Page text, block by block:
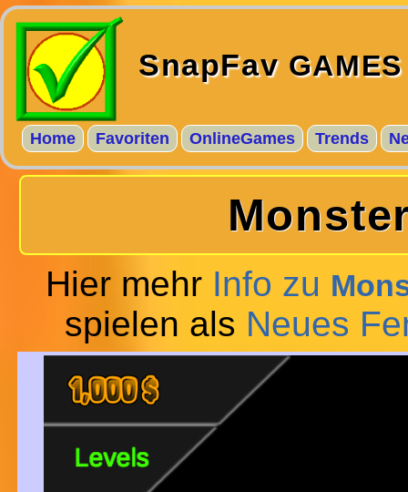
SnapFavGAMES
Home Favoriten OnlineGames Trends
Hier mehr Info zu
spielen als Neues